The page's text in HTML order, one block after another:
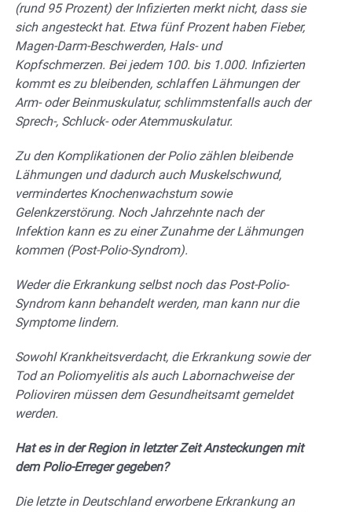
(rund 95 Prozent) der Infizierten merkt nicht, dass sie
sich angesteckt hat. Etwa fünf Prozent haben Fieber,
Magen-Darm-Beschwerden, Hals- und
Kopfschmerzen. Bei jedem 100. bis 1.000. Infizierten
kommt es zu bleibenden, schlaffen Lähmungen der
Arm- oder Beinmuskulatur, schlimmstenfalls auch der
Sprech-, Schluck- oder Atemmuskulatur.
Zu den Komplikationen der Polio zählen bleibende
Lähmungen und dadurch auch Muskelschwund,
vermindertes Knochenwachstum sowie
Gelenkzerstörung. Noch Jahrzehnte nach der
Infektion kann es zu einer Zunahme der Lähmungen
kommen (Post-Polio-Syndrom).
Weder die Erkrankung selbst noch das Post-Polio-
Syndrom kann behandelt werden, man kann nur die
Symptome lindern.
Sowohl Krankheitsverdacht, die Erkrankung sowie der
Tod an Poliomyelitis als auch Labornachweise der
Polioviren müssen dem Gesundheitsamt gemeldet
werden.
Hat es in der Region in letzter Zeit Ansteckungen mit
dem Polio-Erreger gegeben?
Die letzte in Deutschland erworbene Erkrankung an